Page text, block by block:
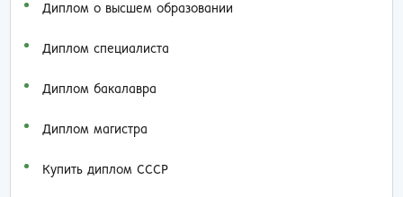
Диплом о высшем образовании
Диплом специалиста
Диплом бакалавра
Диплом магистра
Купить диплом СССР